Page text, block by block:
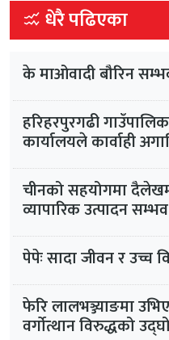
धेरै पढिएका
के माओवादी बौरिन
हरिहरपुरगढी
कार्यालयले कार्वाही
चीनको सहयोगमा
व्यापारिक उत्पादन
पेपेः सादा जीवन र उच्च
फेरि लालभञ्ज्याङमा
वर्गाेत्थान विरुद्धको